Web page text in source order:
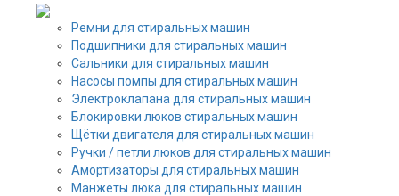
Ремни для стиральных машин
Подшипники для стиральных машин
Сальники для стиральных машин
Насосы помпы для стиральных машин
Электроклапана для стиральных машин
Блокировки люков стиральных машин
Щётки двигателя для стиральных машин
Ручки / петли люков для стиральных машин
Амортизаторы для стиральных машин
Манжеты люка для стиральных машин